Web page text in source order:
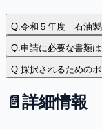
Q.令和５年度 石油製
Q.申請に必要な書類
Q.採択されるための
📄 詳細情報